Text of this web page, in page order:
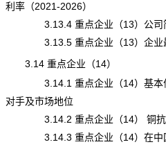
利率（2021-2026）
3.13.4 重点企业（13）公司简
3.13.5 重点企业（13）企业
3.14 重点企业（14）
3.14.1 重点企业（14）基本信
对手及市场地位
3.14.2 重点企业（14） 铜抗氧
3.14.3 重点企业（14）在中国